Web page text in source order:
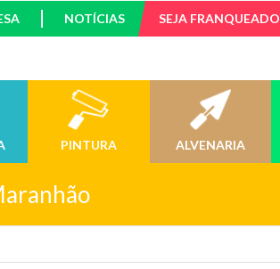
NOTÍCIAS SEJA FRANQUEADO
PINTURA ALVENARIA